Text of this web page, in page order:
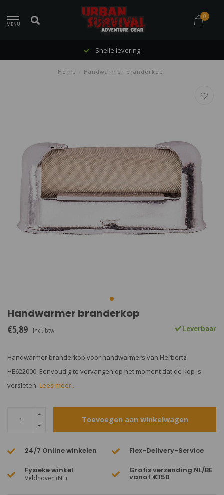
MENU
0
Snelle levering
Home Handwarmer branderkop
Handwarmer branderkop
€5,89 Incl. btw Leverbaar
Handwarmer branderkop voor handwarmers van Herbertz
HE622000. Eenvoudig te vervangen op het moment dat de kop is
versleten. Lees meer..
Toevoegen aan winkelwagen
24/7 Online winkelen Flex-Delivery-Service
Fysieke winkel
Veldhoven (NL)
Gratis verzending NL/BE
vanaf €150